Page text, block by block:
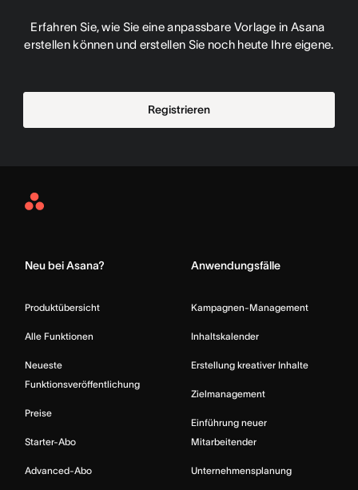
Erfahren Sie, wie Sie eine anpassbare Vorlage in Asana
erstellen können und erstellen Sie noch heute Ihre eigene.
Registrieren
Asana
Neu bei Asana?
Produktübersicht
Alle Funktionen
Neueste
Funktionsveröffentlichung
Preise
Starter-Abo
Advanced-Abo
Anwendungsfälle
Kampagnen-Management
Inhaltskalender
Erstellung kreativer Inhalte
Zielmanagement
Einführung neuer
Mitarbeitender
Unternehmensplanung